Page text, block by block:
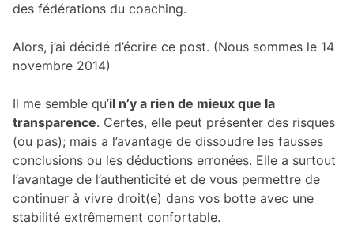
des fédérations du coaching.
Alors, j’ai décidé d’écrire ce post. (Nous sommes le 14
novembre 2014)
Il me semble qu’il n’y a rien de mieux que la
transparence. Certes, elle peut présenter des risques
(ou pas); mais a l’avantage de dissoudre les fausses
conclusions ou les déductions erronées. Elle a surtout
l’avantage de l’authenticité et de vous permettre de
continuer à vivre droit(e) dans vos botte avec une
stabilité extrêmement confortable.